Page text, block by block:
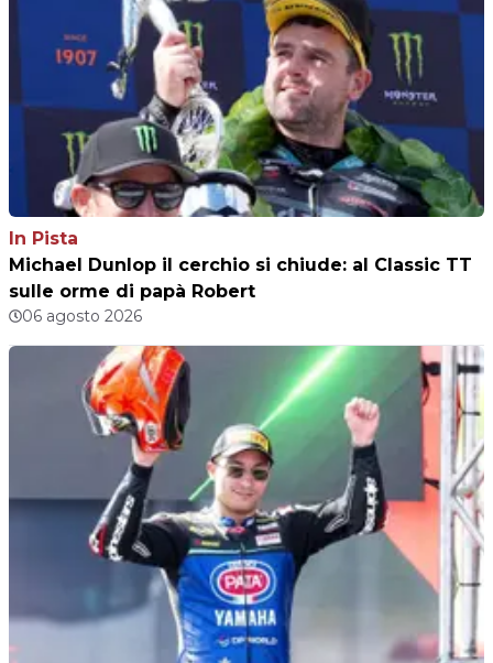
In Pista
Michael Dunlop il cerchio si chiude: al Classic TT
sulle orme di papà Robert
06 agosto 2026